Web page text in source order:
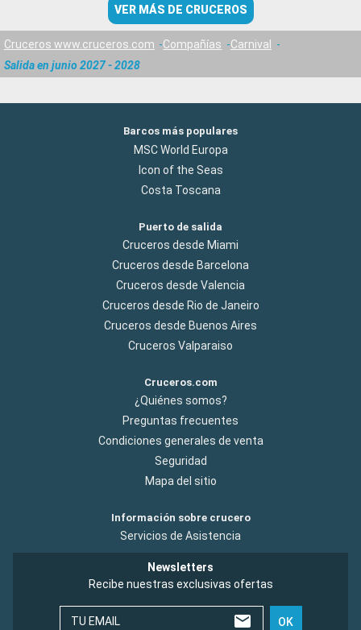
VER MÁS DE CRUCEROS
Cruceros www.cruceros.com Compañías
Carnival
Salida en junio 2027 - 2028
Barcos más populares
MSC World Europa
Icon of the Seas
Costa Toscana
Puerto de salida
Cruceros desde Miami
Cruceros desde Barcelona
Cruceros desde Valencia
Cruceros desde Rio de Janeiro
Cruceros desde Buenos Aires
Cruceros Valparaiso
Cruceros.com
¿Quiénes somos?
Preguntas frecuentes
Condiciones generales de venta
Seguridad
Mapa del sitio
Información sobre crucero
Servicios de Asistencia
Newsletters
Recibe nuestras exclusivas ofertas
TU EMAIL OK